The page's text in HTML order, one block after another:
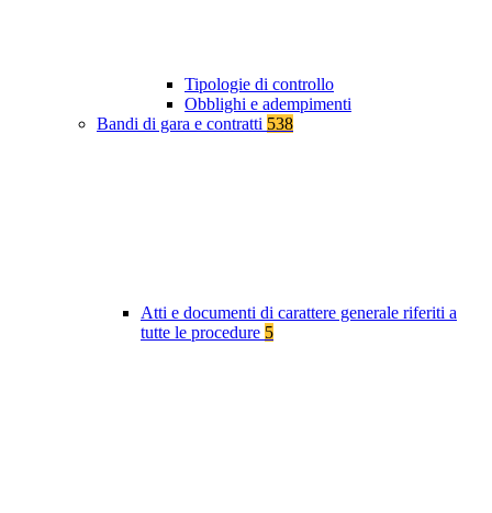
Tipologie di controllo
Obblighi e adempimenti
Bandi di gara e contratti 538
Atti e documenti di carattere generale riferiti a
tutte le procedure 5